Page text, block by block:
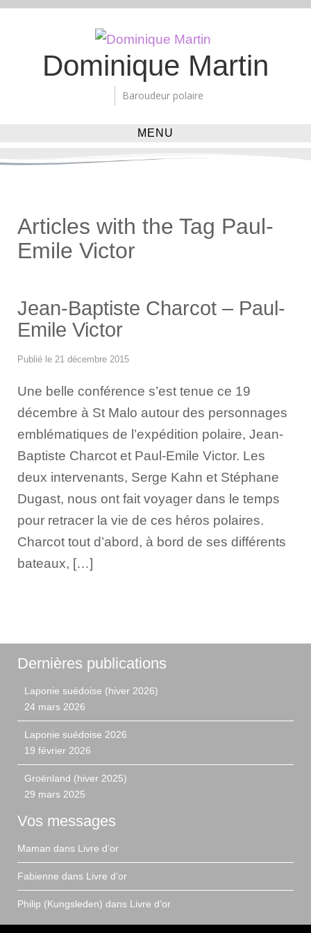
Dominique Martin
Baroudeur polaire
MENU
Articles with the Tag Paul-
Emile Victor
Jean-Baptiste Charcot – Paul-
Emile Victor
Publié le 21 décembre 201514
2017
Une belle conférence s’est tenue ce 19
décembre à St Malo autour des personnages
emblématiques de l’expédition polaire, Jean-
Baptiste Charcot et Paul-Emile Victor. Les
deux intervenants, Serge Kahn et Stéphane
Dugast, nous ont fait voyager dans le temps
pour retracer la vie de ces héros polaires.
Charcot tout d’abord, à bord de ses différents
bateaux, […]
Dernières publications
Laponie suédoise (hiver 2026)
24 mars 2026
Laponie suédoise 2026
19 février 2026
Groënland (hiver 2025)
29 mars 2025
Vos messages
Maman dans Livre d’or
Fabienne dans Livre d’or
Philip (Kungsleden) dans Livre d’or